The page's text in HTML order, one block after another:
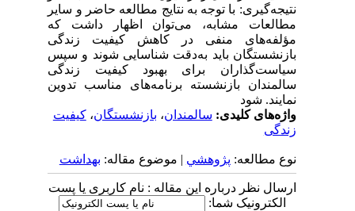
نتیجه‌گیری: با توجه به نتایج مطالعه حاضر و سایر
مطالعات مشابه، می‌توان اظهار داشت که
مؤلفه‌های منفی در کاهش کیفیت زندگی
بازنشستگان باید به‌دقت شناسایی شوند و سپس
سیاست‌گذاران برای بهبود کیفیت زندگی
سالمندان بازنشسته برنامه‌های مناسب تدوین
نمایند. شود
واژه‌های کلیدی:سالمندان ،بازنشستگان،کیفیت
زندگی
نوع مطالعه:پژوهشي| موضوع مقاله:بهداشت
ارسال نظر درباره این مقاله : نام کاربری یا پست
الکترونیک شما: